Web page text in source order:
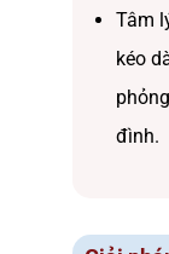
Tâm
kéo
đình.